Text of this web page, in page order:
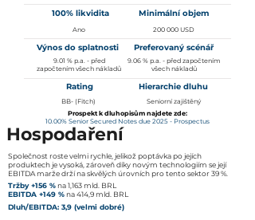
100% likvidita
Ano
Minimální objem
200 000 USD
Výnos do splatnosti Preferovaný scénář
9.01 % p.a. - před
započtením všech nákladů
9.06 % p.a. - před započtením
všech nákladů
Rating Hierarchie dluhu
BB- (Fitch)
Seniorní zajištěný
Prospekt k dluhopisům najdete zde:
10.00% Senior Secured Notes due 2025 - Prospectus
Hospodaření
Společnost roste velmi rychle, jelikož poptávka po jejích
produktech je vysoká, zároveň díky novým technologiím se její
EBITDA marže drží na skvělých úrovních pro tento sektor 39 %.
Tržby +156 %na 1,163 mld. BRL
EBITDA +149 %na 414,9 mld. BRL
Dluh/EBITDA: 3,9 (velmi dobré)